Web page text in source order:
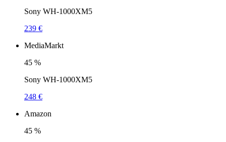
Sony WH-1000XM5
239 €
MediaMarkt
45 %
Sony WH-1000XM5
248 €
Amazon
45 %